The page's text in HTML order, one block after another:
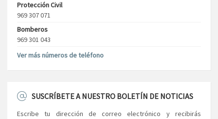
Protección Civil
969 307 071
Bomberos
969 301 043
Ver más números de teléfono
SUSCRÍBETE A NUESTRO BOLETÍN DE NOTICIAS
Escribe tu dirección de correo electrónico y recibirás